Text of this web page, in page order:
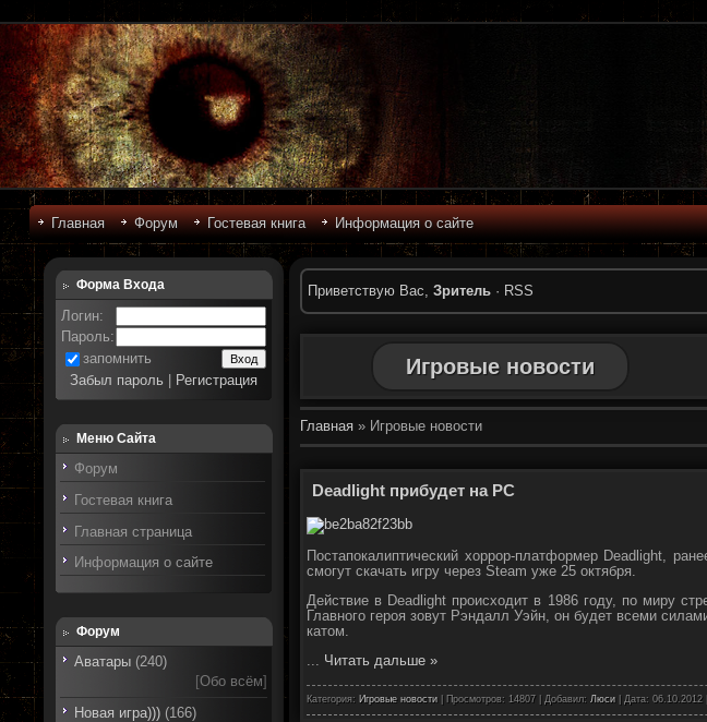
Главная Форум Гостевая книга Информация о сайте
Форма Входа
Логин:
Пароль:
запомнить
Забыл пароль
Регистрация
Меню Сайта
Форум
Гостевая книга
Главная страница
Информация о сайте
Форум
Аватары (240)
[Обо всём]
Новая игра))) (166)
Приветствую Вас, Зритель· RSS
Игровые новости
Главная» Игровые новости
Deadlight прибудет на PC
Постапокалиптический хоррор-платформер Deadlight,
смогут скачать игру через Steam уже 25 октября.
Действие в Deadlight происходит в 1986 году, по миру
Главного героя зовут Рэндалл Уэйн, он будет всеми
катом.
Читать дальше »
Категория: Игровые новости| Просмотров: 14807 | Добавил: Люси| Дата: 06.10.2012|